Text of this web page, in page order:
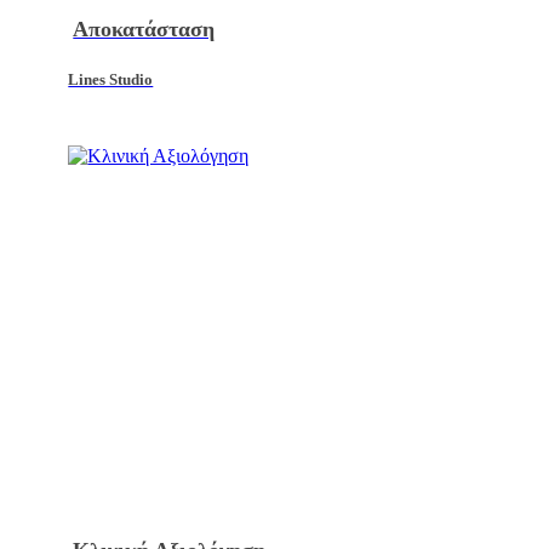
Αποκατάσταση
Lines Studio